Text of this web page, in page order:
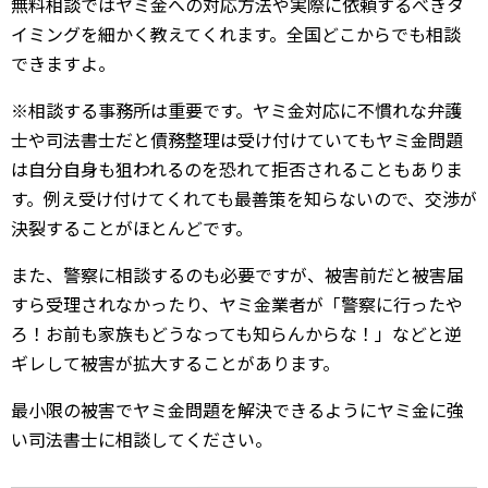
イミングを細かく教えてくれます。全国どこからでも相談
できますよ。
※相談する事務所は重要です。ヤミ金対応に不慣れな弁護
士や司法書士だと債務整理は受け付けていてもヤミ金問題
は自分自身も狙われるのを恐れて拒否されることもありま
す。例え受け付けてくれても最善策を知らないので、交渉が
決裂することがほとんどです。
また、警察に相談するのも必要ですが、被害前だと被害届
すら受理されなかったり、ヤミ金業者が「警察に行ったや
ろ！お前も家族もどうなっても知らんからな！」などと逆
ギレして被害が拡大することがあります。
最小限の被害でヤミ金問題を解決できるようにヤミ金に強
い司法書士に相談してください。